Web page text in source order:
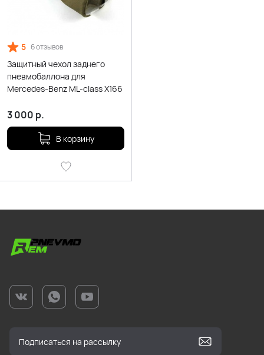
5 6 отзывов
Защитный чехол заднего
пневмобаллона для
Mercedes-Benz ML-class X166
3 000 р.
В корзину